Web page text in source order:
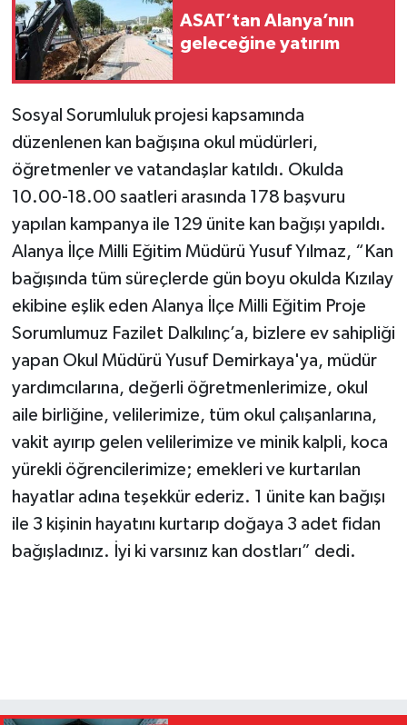
ASAT’tan Alanya’nın
geleceğine yatırım
Sosyal Sorumluluk projesi kapsamında
düzenlenen kan bağışına okul müdürleri,
öğretmenler ve vatandaşlar katıldı. Okulda
10.00-18.00 saatleri arasında 178 başvuru
yapılan kampanya ile 129 ünite kan bağışı yapıldı.
Alanya İlçe Milli Eğitim Müdürü Yusuf Yılmaz, “Kan
bağışında tüm süreçlerde gün boyu okulda Kızılay
ekibine eşlik eden Alanya İlçe Milli Eğitim Proje
Sorumlumuz Fazilet Dalkılınç’a, bizlere ev sahipliği
yapan Okul Müdürü Yusuf Demirkaya'ya, müdür
yardımcılarına, değerli öğretmenlerimize, okul
aile birliğine, velilerimize, tüm okul çalışanlarına,
vakit ayırıp gelen velilerimize ve minik kalpli, koca
yürekli öğrencilerimize; emekleri ve kurtarılan
hayatlar adına teşekkür ederiz. 1 ünite kan bağışı
ile 3 kişinin hayatını kurtarıp doğaya 3 adet fidan
bağışladınız. İyi ki varsınız kan dostları” dedi.